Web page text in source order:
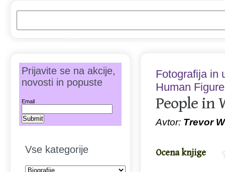
Fotografija in
Human
People in
Avtor: Trevor
Ocena knjige
Prijavite se na akcije,
novosti in popuste
Email
Vse kategorije